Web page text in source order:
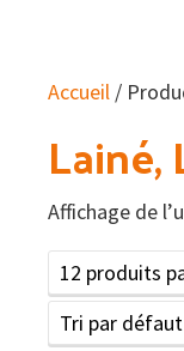
Accueil /
Lainé,
Affichage de